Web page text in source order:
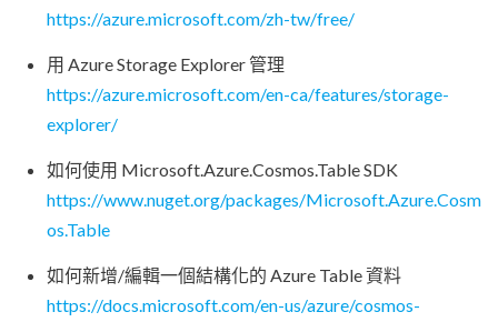
https://azure.microsoft.com/zh-tw/free/
用 Azure Storage Explorer 管理
https://azure.microsoft.com/en-ca/features/storage-
explorer/
如何使用 Microsoft.Azure.Cosmos.Table SDK
https://www.nuget.org/packages/Microsoft.Azure.Cosm
os.Table
如何新增/編輯一個結構化的 Azure Table 資料
https://docs.microsoft.com/en-us/azure/cosmos-